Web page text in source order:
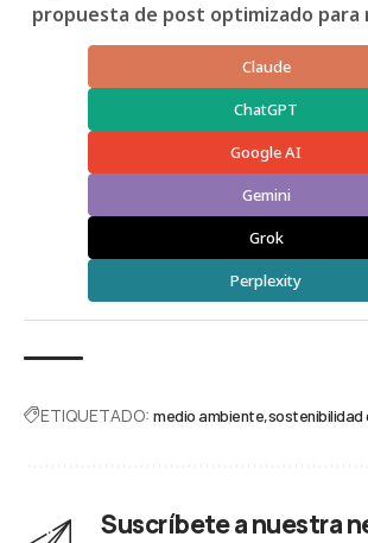
propuesta de post optimizado para
Claude
ChatGPT
Google AI
Gemini
Grok
Perplexity
ETIQUETADO: medio ambiente
Suscríbete a nuestra